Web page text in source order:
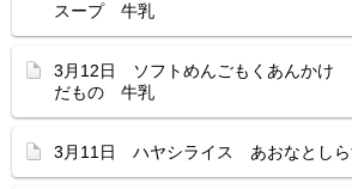
スープ 牛乳
3月12日 ソフトめんごもくあんかけ
だもの 牛乳
3月11日 ハヤシライス あおなとし